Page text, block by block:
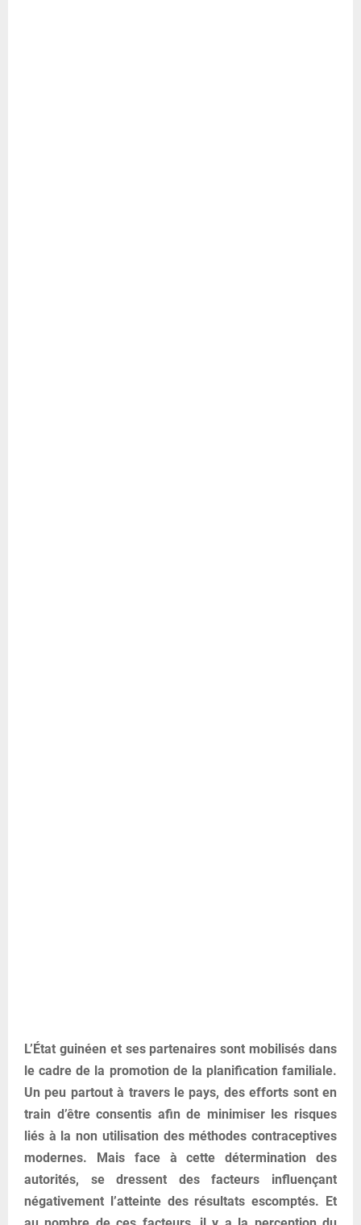
L’État guinéen et ses partenaires sont mobilisés dans
le cadre de la promotion de la planification familiale.
Un peu partout à travers le pays, des efforts sont en
train d’être consentis afin de minimiser les risques
liés à la non utilisation des méthodes contraceptives
modernes. Mais face à cette détermination des
autorités, se dressent des facteurs influençant
négativement l’atteinte des résultats escomptés. Et